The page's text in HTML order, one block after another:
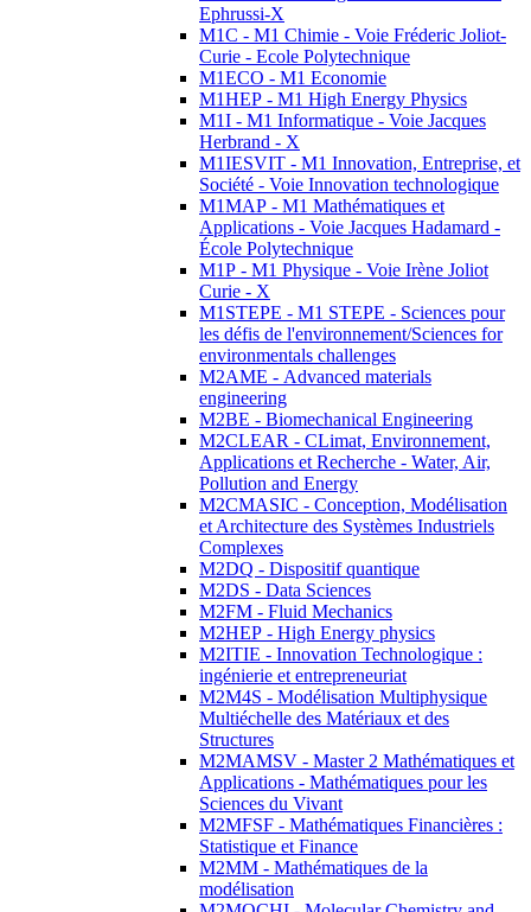
Ephrussi-X
M1C - M1 Chimie - Voie Fréderic Joliot-
Curie - Ecole Polytechnique
M1ECO - M1 Economie
M1HEP - M1 High Energy Physics
M1I - M1 Informatique - Voie Jacques
Herbrand - X
M1IESVIT - M1 Innovation, Entreprise, et
Société - Voie Innovation technologique
M1MAP - M1 Mathématiques et
Applications - Voie Jacques Hadamard -
École Polytechnique
M1P - M1 Physique - Voie Irène Joliot
Curie - X
M1STEPE - M1 STEPE - Sciences pour
les défis de l'environnement/Sciences for
environmentals challenges
M2AME - Advanced materials
engineering
M2BE - Biomechanical Engineering
M2CLEAR - CLimat, Environnement,
Applications et Recherche - Water, Air,
Pollution and Energy
M2CMASIC - Conception, Modélisation
et Architecture des Systèmes Industriels
Complexes
M2DQ - Dispositif quantique
M2DS - Data Sciences
M2FM - Fluid Mechanics
M2HEP - High Energy physics
M2ITIE - Innovation Technologique :
ingénierie et entrepreneuriat
M2M4S - Modélisation Multiphysique
Multiéchelle des Matériaux et des
Structures
M2MAMSV - Master 2 Mathématiques et
Applications - Mathématiques pour les
Sciences du Vivant
M2MFSF - Mathématiques Financières :
Statistique et Finance
M2MM - Mathématiques de la
modélisation